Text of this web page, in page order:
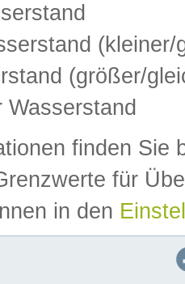
(kleiner/
(größer/
Wasserstand
finden Sie
für
in den